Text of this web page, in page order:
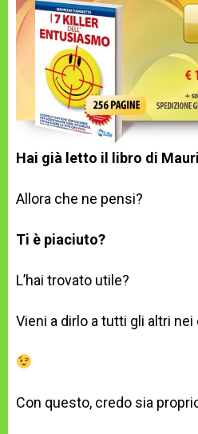
Hai già letto il libro di
Allora che ne pensi?
Ti è piaciuto?
L’hai trovato utile?
Vieni a dirlo a tutti gli altri
Con questo, credo sia